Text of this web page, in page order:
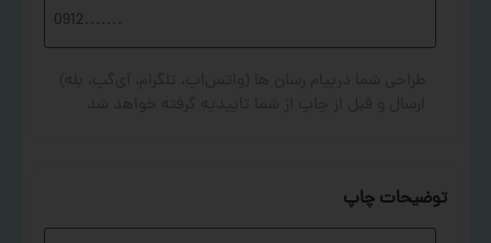
توضیحات چاپ